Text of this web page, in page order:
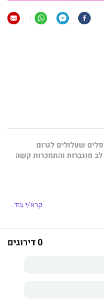
1
שעלולים לגרום
מוגברות והתמכרות קשה
של הגבר שהחזיק בי
את העולם מזווית שונה
שוב מאפס. עד לפני
קרא/י עוד..
0 דירוגים